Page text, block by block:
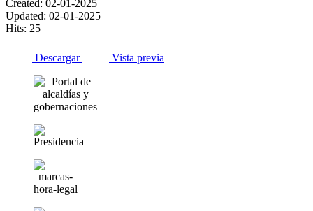
Created: 02-01-2025
Updated: 02-01-2025
Hits: 25
Descargar Vista previa